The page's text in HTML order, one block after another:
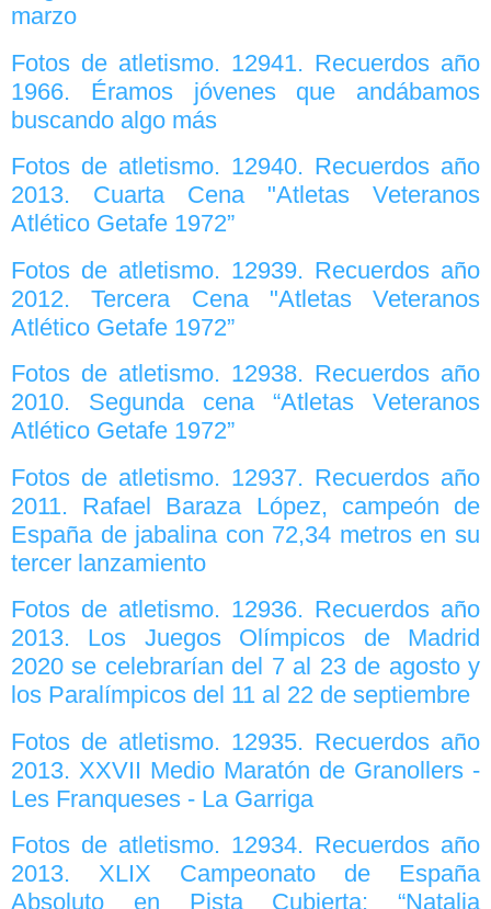
marzo
Fotos de atletismo. 12941. Recuerdos año
1966. Éramos jóvenes que andábamos
buscando algo más
Fotos de atletismo. 12940. Recuerdos año
2013. Cuarta Cena "Atletas Veteranos
Atlético Getafe 1972”
Fotos de atletismo. 12939. Recuerdos año
2012. Tercera Cena "Atletas Veteranos
Atlético Getafe 1972”
Fotos de atletismo. 12938. Recuerdos año
2010. Segunda cena “Atletas Veteranos
Atlético Getafe 1972”
Fotos de atletismo. 12937. Recuerdos año
2011. Rafael Baraza López, campeón de
España de jabalina con 72,34 metros en su
tercer lanzamiento
Fotos de atletismo. 12936. Recuerdos año
2013. Los Juegos Olímpicos de Madrid
2020 se celebrarían del 7 al 23 de agosto y
los Paralímpicos del 11 al 22 de septiembre
Fotos de atletismo. 12935. Recuerdos año
2013. XXVII Medio Maratón de Granollers -
Les Franqueses - La Garriga
Fotos de atletismo. 12934. Recuerdos año
2013. XLIX Campeonato de España
Absoluto en Pista Cubierta: “Natalia